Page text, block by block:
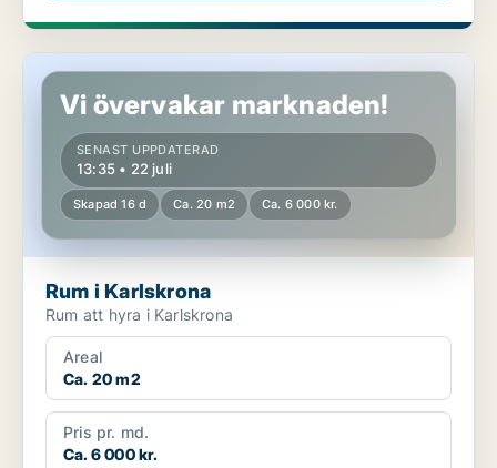
Rum i Karlskrona
Vi övervakar marknaden!
SENAST UPPDATERAD
13:35 • 22 juli
Skapad 16 d Ca. 20 m2 Ca. 6 000 kr.
Rum i Karlskrona
Rum att hyra i Karlskrona
Areal
Ca. 20 m2
Pris pr. md.
Ca. 6 000 kr.